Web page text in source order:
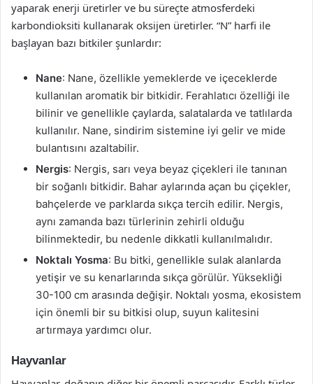
yaparak enerji üretirler ve bu süreçte atmosferdeki
karbondioksiti kullanarak oksijen üretirler. “N” harfi ile
başlayan bazı bitkiler şunlardır:
Nane: Nane, özellikle yemeklerde ve içeceklerde
kullanılan aromatik bir bitkidir. Ferahlatıcı özelliği ile
bilinir ve genellikle çaylarda, salatalarda ve tatlılarda
kullanılır. Nane, sindirim sistemine iyi gelir ve mide
bulantısını azaltabilir.
Nergis: Nergis, sarı veya beyaz çiçekleri ile tanınan
bir soğanlı bitkidir. Bahar aylarında açan bu çiçekler,
bahçelerde ve parklarda sıkça tercih edilir. Nergis,
aynı zamanda bazı türlerinin zehirli olduğu
bilinmektedir, bu nedenle dikkatli kullanılmalıdır.
Noktalı Yosma: Bu bitki, genellikle sulak alanlarda
yetişir ve su kenarlarında sıkça görülür. Yüksekliği
30-100 cm arasında değişir. Noktalı yosma, ekosistem
için önemli bir su bitkisi olup, suyun kalitesini
artırmaya yardımcı olur.
Hayvanlar